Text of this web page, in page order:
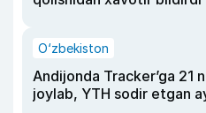
O‘zbekiston
Andijonda Tracker’ga 21
joylab, YTH sodir etgan